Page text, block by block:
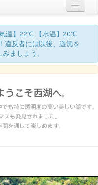
温】22℃ 【水温】26℃
違反者には以後、遊漁を
ましょう。